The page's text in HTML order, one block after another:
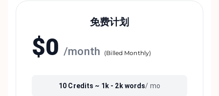
免费计划
$0 /month (Billed Monthly)
10 Credits ~ 1k - 2kwords/ mo